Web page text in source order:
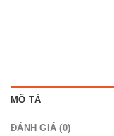
MÔ TẢ
ĐÁNH GIÁ (0)